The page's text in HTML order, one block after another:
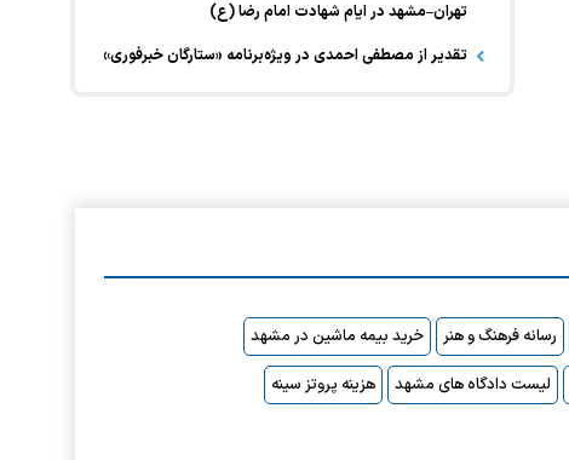
تهران–مشهد در ایام شهادت امام رضا (ع)
تقدیر از مصطفی احمدی در ویژه‌برنامه «ستارگان خبرفوری»
رسانه فرهنگ و هنر
خرید بیمه ماشین در مشهد
لیست دادگاه های مشهد هزینه پروتز سینه